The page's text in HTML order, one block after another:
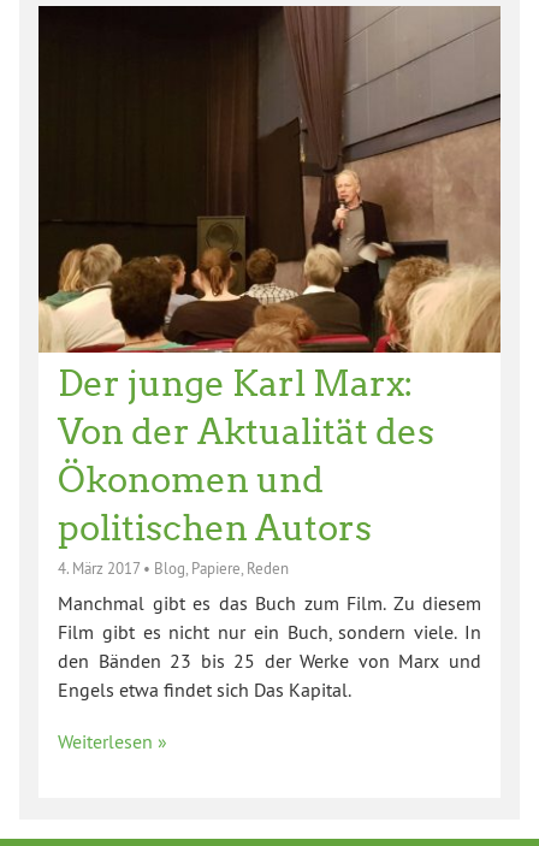
Der junge Karl Marx:
Von der Aktualität des
Ökonomen und
politischen Autors
4. März 2017 • Blog Papiere Reden
Manchmal gibt es das Buch zum Film. Zu diesem
Film gibt es nicht nur ein Buch, sondern viele. In
den Bänden 23 bis 25 der Werke von Marx und
Engels etwa findet sich Das Kapital.
Weiterlesen »